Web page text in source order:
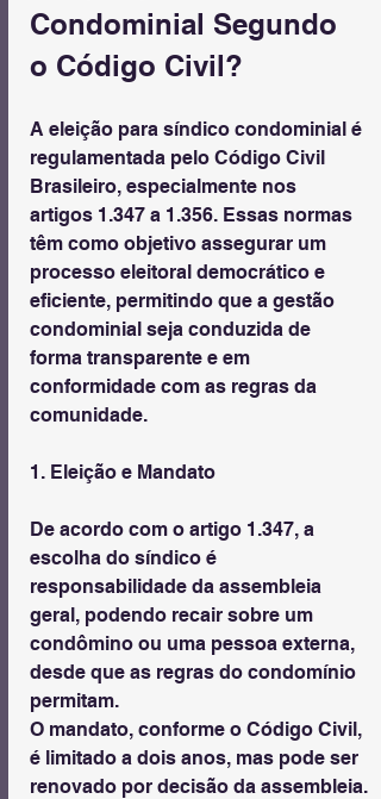
Condominial Segundo
o Código Civil?
A eleição para síndico condominial é
regulamentada pelo Código Civil
Brasileiro, especialmente nos
artigos 1.347 a 1.356. Essas normas
têm como objetivo assegurar um
processo eleitoral democrático e
eficiente, permitindo que a gestão
condominial seja conduzida de
forma transparente e em
conformidade com as regras da
comunidade.
1. Eleição e Mandato
De acordo com o artigo 1.347, a
escolha do síndico é
responsabilidade da assembleia
geral, podendo recair sobre um
condômino ou uma pessoa externa,
desde que as regras do condomínio
permitam.
O mandato, conforme o Código Civil,
é limitado a dois anos, mas pode ser
renovado por decisão da assembleia.